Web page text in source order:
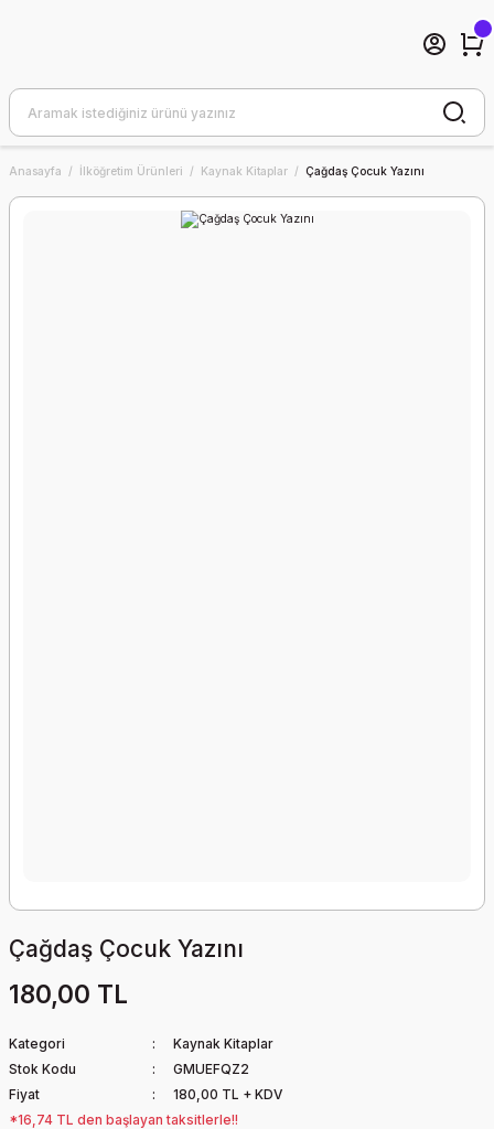
Anasayfa İlköğretim Ürünleri Kaynak Kitaplar Çağdaş Çocuk Yazını
Çağdaş Çocuk Yazını
180,00 TL
Kategori
Kaynak Kitaplar
Stok Kodu
GMUEFQZ2
Fiyat
180,00 TL + KDV
*16,74 TL den başlayan taksitlerle!!